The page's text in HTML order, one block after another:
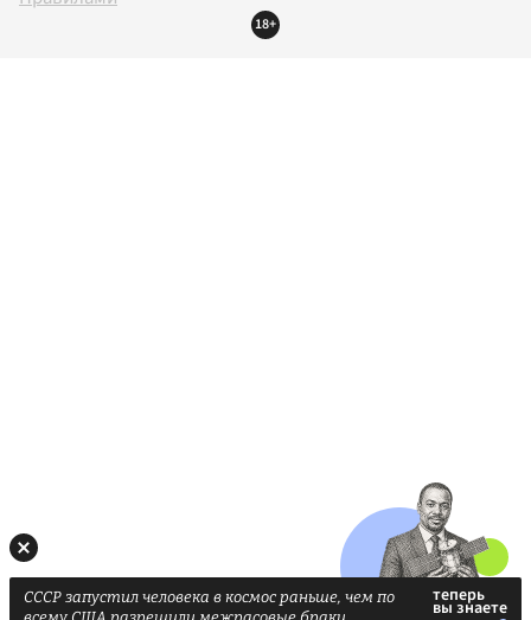
18+
СССР запустил человека в космос раньше, чем по